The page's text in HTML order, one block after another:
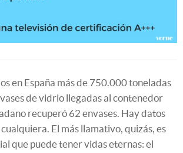
en España más de 750.000 toneladas
de vidrio llegadas al contenedor
recuperó 62 envases. Hay datos
El más llamativo, quizás, es
que puede tener vidas eternas: el